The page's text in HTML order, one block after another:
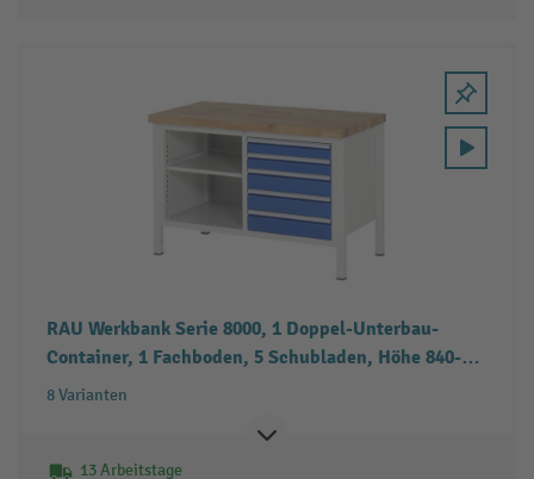
RAU Werkbank Serie 8000, 1 Doppel-Unterbau-
Container, 1 Fachboden, 5 Schubladen, Höhe 840-
1.040 mm
8 Varianten
13 Arbeitstage